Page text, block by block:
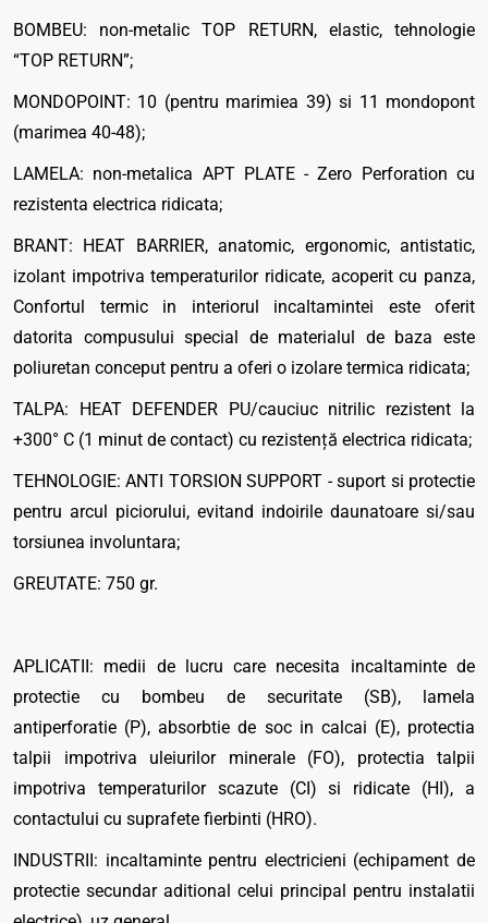
BOMBEU: non-metalic TOP RETURN, elastic, tehnologie
“TOP RETURN”;
MONDOPOINT: 10 (pentru marimiea 39) si 11 mondopont
(marimea 40-48);
LAMELA: non-metalica APT PLATE - Zero Perforation cu
rezistenta electrica ridicata;
BRANT: HEAT BARRIER, anatomic, ergonomic, antistatic,
izolant impotriva temperaturilor ridicate, acoperit cu panza,
Confortul termic in interiorul incaltamintei este oferit
datorita compusului special de materialul de baza este
poliuretan conceput pentru a oferi o izolare termica ridicata;
TALPA: HEAT DEFENDER PU/cauciuc nitrilic rezistent la
+300° C (1 minut de contact) cu rezistență electrica ridicata;
TEHNOLOGIE: ANTI TORSION SUPPORT - suport si protectie
pentru arcul piciorului, evitand indoirile daunatoare si/sau
torsiunea involuntara;
GREUTATE: 750 gr.
APLICATII: medii de lucru care necesita incaltaminte de
protectie cu bombeu de securitate (SB), lamela
antiperforatie (P), absorbtie de soc in calcai (E), protectia
talpii impotriva uleiurilor minerale (FO), protectia talpii
impotriva temperaturilor scazute (CI) si ridicate (HI), a
contactului cu suprafete fierbinti (HRO).
INDUSTRII: incaltaminte pentru electricieni (echipament de
protectie secundar aditional celui principal pentru instalatii